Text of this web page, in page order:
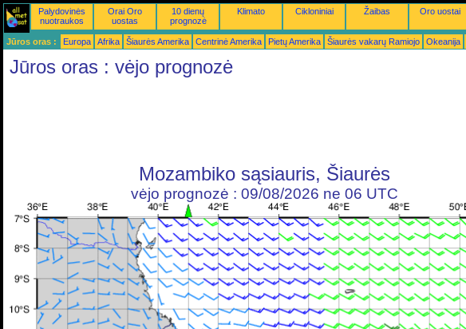
Palydovinės
nuotraukos
Orai Oro
uostas
10 dienų
prognozė
Klimato Cikloniniai Žaibas Oro uostai
Jūros oras : Europa Afrika Šiaurės Amerika Centrinė Amerika Pietų Amerika Šiaurės vakarų Ramiojo Okeanija
Jūros oras : vėjo prognozė
Mozambiko sąsiauris, Šiaurės
vėjo prognozė : 09/08/2026 ne 06 UTC